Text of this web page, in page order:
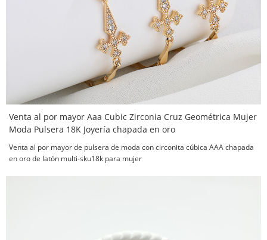
Venta al por mayor Aaa Cubic Zirconia Cruz Geométrica Mujer
Moda Pulsera 18K Joyería chapada en oro
Venta al por mayor de pulsera de moda con circonita cúbica AAA chapada
en oro de latón multi-sku18k para mujer